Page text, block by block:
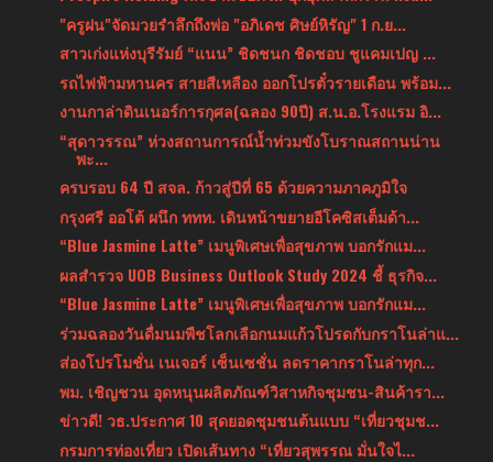
"ครูฝน"จัดมวยรำลึกถึงพ่อ "อภิเดช ศิษย์หิรัญ" 1 ก.ย...
สาวเก่งแห่งบุรีรัมย์ “แนน” ชิดชนก ชิดชอบ ชูแคมเปญ ...
รถไฟฟ้ามหานคร สายสีเหลือง ออกโปรตั๋วรายเดือน พร้อม...
งานกาล่าดินเนอร์การกุศล(ฉลอง 90ปี) ส.น.อ.โรงแรม อิ...
“สุดาวรรณ” ห่วงสถานการณ์น้ำท่วมขังโบราณสถานน่าน
พะ...
ครบรอบ 64 ปี สจล. ก้าวสู่ปีที่ 65 ด้วยความภาคภูมิใจ
กรุงศรี ออโต้ ผนึก ททท. เดินหน้าขยายอีโคซิสเต็มด้า...
“Blue Jasmine Latte” เมนูพิเศษเพื่อสุขภาพ บอกรักแม...
ผลสำรวจ UOB Business Outlook Study 2024 ชี้ ธุรกิจ...
“Blue Jasmine Latte” เมนูพิเศษเพื่อสุขภาพ บอกรักแม...
ร่วมฉลองวันดื่มนมพืชโลกเลือกนมแก้วโปรดกับกราโนล่าแ...
ส่องโปรโมชั่น เนเจอร์ เซ็นเซชั่น ลดราคากราโนล่าทุก...
พม. เชิญชวน อุดหนุนผลิตภัณฑ์วิสาหกิจชุมชน-สินค้ารา...
ข่าวดี! วธ.ประกาศ 10 สุดยอดชุมชนต้นแบบ “เที่ยวชุมช...
กรมการท่องเที่ยว เปิดเส้นทาง “เที่ยวสุพรรณ มั่นใจไ...